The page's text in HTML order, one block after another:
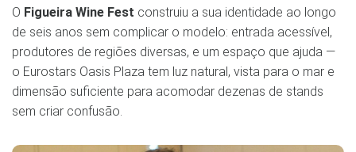
O Figueira Wine Fest construiu a sua identidade ao longo
de seis anos sem complicar o modelo: entrada acessível,
produtores de regiões diversas, e um espaço que ajuda —
o Eurostars Oasis Plaza tem luz natural, vista para o mar e
dimensão suficiente para acomodar dezenas de stands
sem criar confusão.